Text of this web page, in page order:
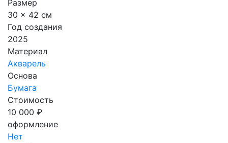
Размер
30 x 42 см
Год создания
2025
Материал
Акварель
Основа
Бумага
Стоимость
10 000 ₽
оформление
Нет